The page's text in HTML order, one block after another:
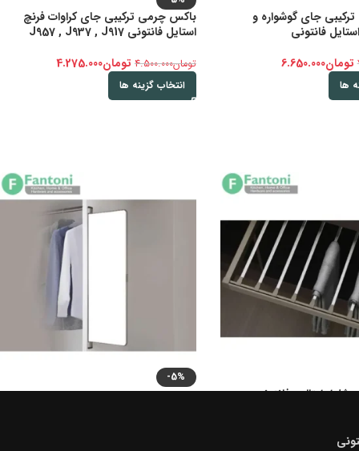
جای گوشواره و
فانتونی
تومان6.650.000
ها
باکس چرمی ترکیبی جای کراوات فرنچ
استایل فانتونی J957 , J937 , J917
تومان4.500.000 تومان4.275.000
انتخاب گزینه ها
ایتالین فانتونی
–
-5%